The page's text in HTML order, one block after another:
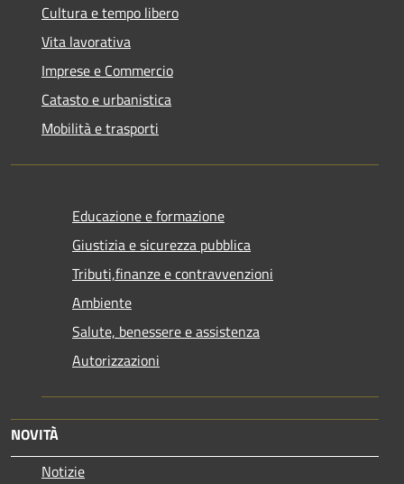
Cultura e tempo libero
Vita lavorativa
Imprese e Commercio
Catasto e urbanistica
Mobilità e trasporti
Educazione e formazione
Giustizia e sicurezza pubblica
Tributi,finanze e contravvenzioni
Ambiente
Salute, benessere e assistenza
Autorizzazioni
NOVITÀ
Notizie